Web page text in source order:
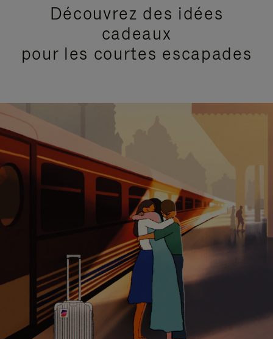
Découvrez des idées
cadeaux
pour les courtes escapades